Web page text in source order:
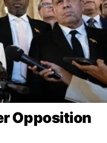
Opposition